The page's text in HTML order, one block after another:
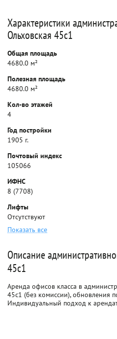
Характеристики
Ольховская 45с1
Общая площадь
4680.0 м²
Полезная площадь
4680.0 м²
Кол-во этажей
4
Год постройки
1905 г.
Почтовый индекс
105066
ИФНС
8 (7708)
Лифты
Отсутствуют
Показать все
Описание
45с1
Аренда офисов класса в
45с1 (без комиссии), обновления
Индивидуальный подход к